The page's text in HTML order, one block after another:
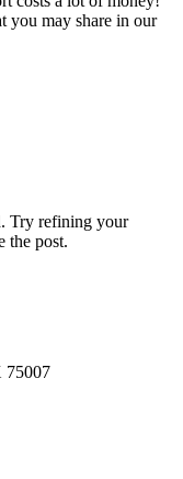
you may share in our
Try refining your
the post.
75007